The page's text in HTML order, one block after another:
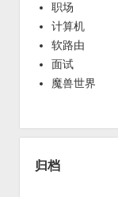
职场
计算机
软路由
面试
魔兽世界
归档